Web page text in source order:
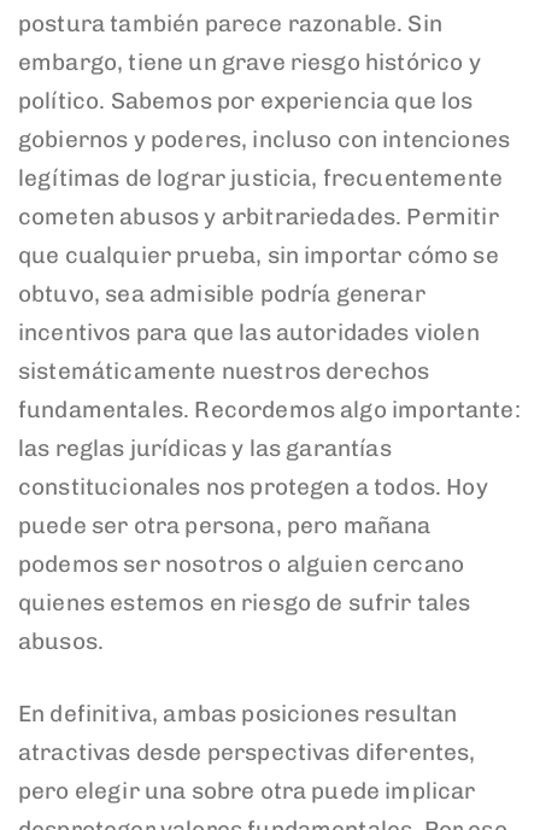
postura también parece razonable. Sin
embargo, tiene un grave riesgo histórico y
político. Sabemos por experiencia que los
gobiernos y poderes, incluso con intenciones
legítimas de lograr justicia, frecuentemente
cometen abusos y arbitrariedades. Permitir
que cualquier prueba, sin importar cómo se
obtuvo, sea admisible podría generar
incentivos para que las autoridades violen
sistemáticamente nuestros derechos
fundamentales. Recordemos algo importante:
las reglas jurídicas y las garantías
constitucionales nos protegen a todos. Hoy
puede ser otra persona, pero mañana
podemos ser nosotros o alguien cercano
quienes estemos en riesgo de sufrir tales
abusos.
En definitiva, ambas posiciones resultan
atractivas desde perspectivas diferentes,
pero elegir una sobre otra puede implicar